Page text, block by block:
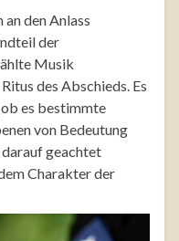
den Anlass
der
Musik
des Abschieds. Es
es bestimmte
von Bedeutung
geachtet
Charakter der